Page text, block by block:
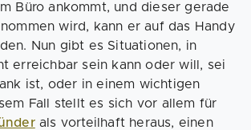
Büro ankommt, und dieser gerade
wird, kann er auf das Handy
Nun gibt es Situationen, in
erreichbar sein kann oder will, sei
ist, oder in einem wichtigen
Fall stellt es sich vor allem für
als vorteilhaft heraus, einen